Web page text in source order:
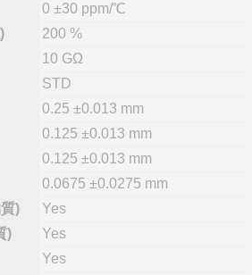
0 ±30 ppm/℃
200 %
10 GΩ
STD
0.25 ±0.013 mm
0.125 ±0.013 mm
0.125 ±0.013 mm
0.0675 ±0.0275 mm
)
Yes
)
Yes
Yes